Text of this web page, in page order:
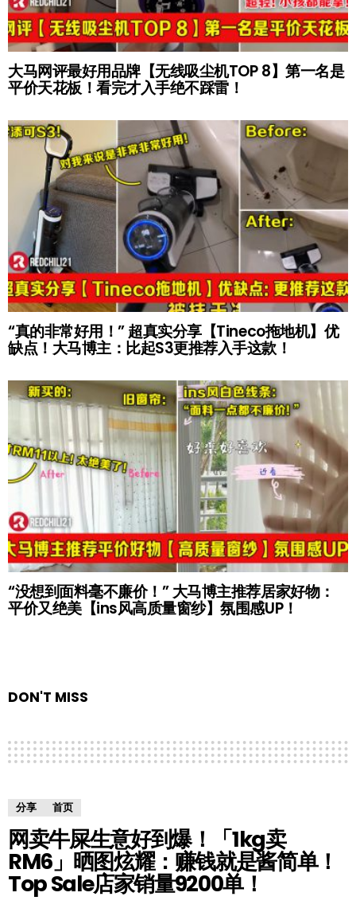
大马网评最好用品牌【无线吸尘机TOP 8】第一名是
平价天花板！看完才入手绝不踩雷！
“真的非常好用！” 超真实分享【Tineco拖地机】优
缺点！大马博主：比起S3更推荐入手这款！
“没想到面料毫不廉价！” 大马博主推荐居家好物：
平价又绝美【ins风高质量窗纱】氛围感UP！
DON'T MISS
分享 首页
网卖牛屎生意好到爆！「1kg卖
RM6」晒图炫耀：赚钱就是酱简单！
Top Sale店家销量9200单！